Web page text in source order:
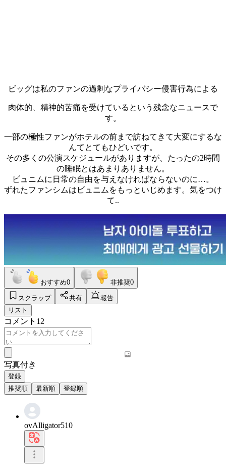
ビッグは私のファンの過剰なプライバシー侵害行為による
肉体的、精神的苦痛を受けているという残念なニュースで
す。
一部の極性ファンがホテルの前まで訪ねてきて大変にするな
んてとてもひどいです。
その多くの公演スケジュールがありますが、たったの2時間
の睡眠とはあまりありません。
ビュニムに日常の自由を与えなければならないのに…。
ずれたファンシムはビュニムをもっといじめます。気をつけ
て..
おすすめ0 非推奨0
スクラップ 共有
報告
リスト
コメント 12
写真付き
登録
推奨順
最新順 登録順
ovAlligator510